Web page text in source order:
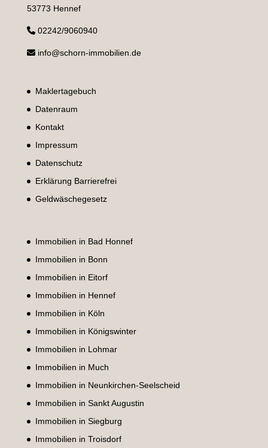
53773 Hennef
02242/9060940
info@schorn-immobilien.de
Maklertagebuch
Datenraum
Kontakt
Impressum
Datenschutz
Erklärung Barrierefrei
Geldwäschegesetz
Immobilien in Bad Honnef
Immobilien in Bonn
Immobilien in Eitorf
Immobilien in Hennef
Immobilien in Köln
Immobilien in Königswinter
Immobilien in Lohmar
Immobilien in Much
Immobilien in Neunkirchen-Seelscheid
Immobilien in Sankt Augustin
Immobilien in Siegburg
Immobilien in Troisdorf